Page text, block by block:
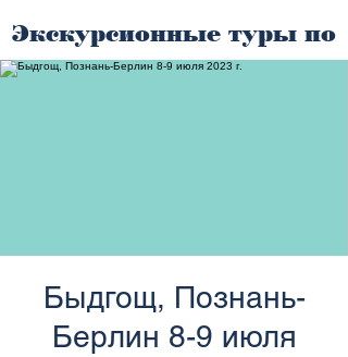
Экскурсионные туры по
странам Европы
Быдгощ, Познань-
Берлин 8-9 июля